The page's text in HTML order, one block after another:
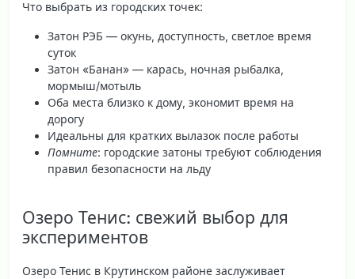
Что выбрать из городских точек:
Затон РЭБ — окунь, доступность, светлое время
суток
Затон «Банан» — карась, ночная рыбалка,
мормыш/мотыль
Оба места близко к дому, экономит время на
дорогу
Идеальны для кратких вылазок после работы
Помните: городские затоны требуют соблюдения
правил безопасности на льду
Озеро Тенис: свежий выбор для
экспериментов
Озеро Тенис в Крутинском районе заслуживает